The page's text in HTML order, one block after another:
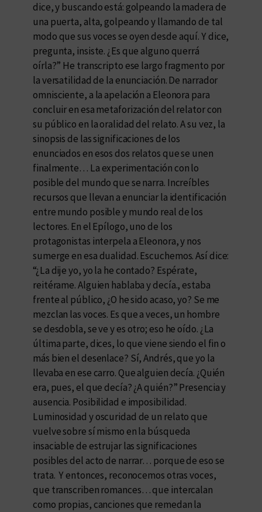
dice, y buscando está: golpeando la madera de
una puerta, alta, golpeando y llamando de tal
modo que sus voces se oyen desde aquí. Y dice,
pregunta, insiste. ¿Es que alguno querrá
oírla?” He transcripto ese largo fragmento por
la versatilidad de la enunciación. De narrador
omnisciente, a la apelación a Eleonora para
concluir en esa metaforización del relator con
su público en la oralidad del relato. A su vez, la
sinopsis de las significaciones de los
enunciados en esos dos relatos que se unen
finalmente… La experimentación con lo
posible del mundo que se narra. Increíbles
recursos que llevan a enunciar la identificación
entre mundo posible y mundo real de los
lectores. En el Epílogo, uno de los
protagonistas interpela a Eleonora, y nos
sumerge en esa dualidad. Escuchemos. Así dice:
“¿La dije yo, yo la he contado? Espérate,
reitérame. Alguien hablaba y decía., estaba
frente al público, ¿O he sido acaso, yo? Se me
mezclan las voces. Es que a veces, un hombre
se desdobla, se ve y es otro; eso he oído. ¿La
última parte, dices, lo que viene siendo el fin o
más bien el desenlace? Sí, Andrés, que yo la
llevaba en ese carro. Que alguien decía. ¿Quién
era, pues, el que decía? ¿A quién?” Presencia y
ausencia. Posibilidad e imposibilidad.
Luminosidad y oscuridad de un relato que
vuelve sobre sí mismo en la búsqueda
insaciable de estrujar las significaciones
posibles del acto de narrar… porque de eso se
trata. Y entonces, reconocemos otras voces,
que transcriben romances… que intercalan
como propias, canciones que remedan la